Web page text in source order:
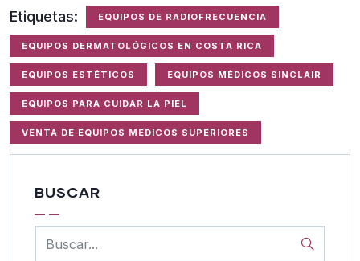
Etiquetas: EQUIPOS DE RADIOFRECUENCIA
EQUIPOS DERMATOLÓGICOS EN COSTA RICA
EQUIPOS ESTÉTICOS EQUIPOS MÉDICOS SINCLAIR
EQUIPOS PARA CUIDAR LA PIEL
VENTA DE EQUIPOS MÉDICOS SUPERIORES
BUSCAR